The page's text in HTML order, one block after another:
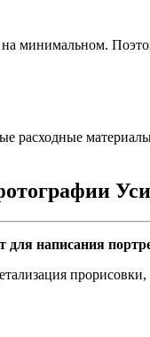
минимальном.
расходные
для написания